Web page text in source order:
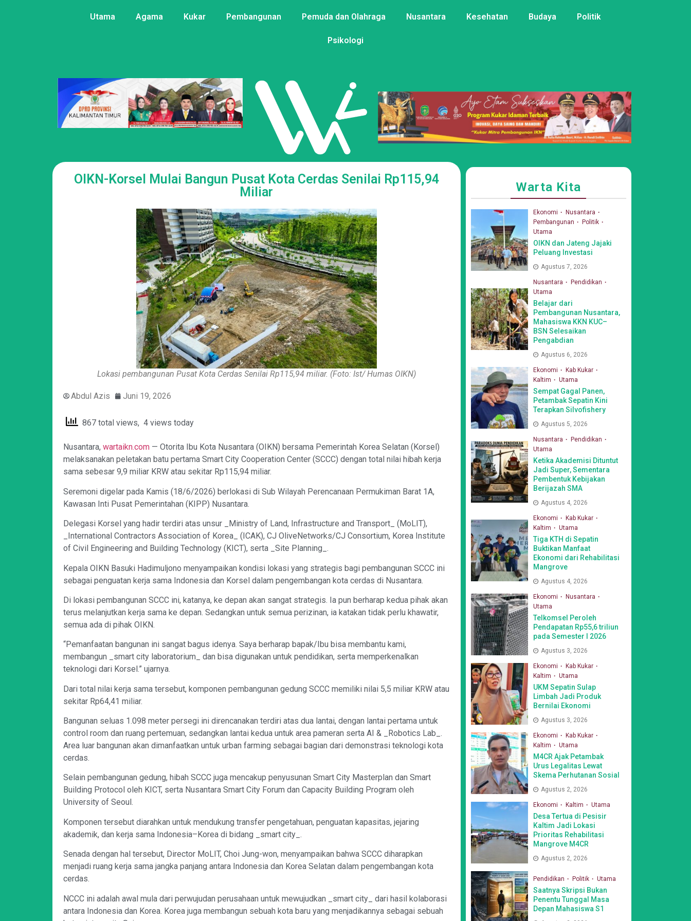
Utama Agama Kukar Pembangunan Pemuda dan Olahraga Nusantara Kesehatan Budaya Politik
Psikologi
OIKN-Korsel Mulai Bangun Pusat Kota Cerdas Senilai Rp115,94
Miliar
Lokasi pembangunan Pusat Kota Cerdas Senilai Rp115,94 miliar. (Foto: Ist/ Humas OIKN)
Abdul Azis Juni 19, 2026
867 total views, 4 views today
Nusantara, wartaikn.com — Otorita Ibu Kota Nusantara (OIKN) bersama Pemerintah Korea Selatan (Korsel)
melaksanakan peletakan batu pertama Smart City Cooperation Center (SCCC) dengan total nilai hibah kerja
sama sebesar 9,9 miliar KRW atau sekitar Rp115,94 miliar.
Seremoni digelar pada Kamis (18/6/2026) berlokasi di Sub Wilayah Perencanaan Permukiman Barat 1A,
Kawasan Inti Pusat Pemerintahan (KIPP) Nusantara.
Delegasi Korsel yang hadir terdiri atas unsur _Ministry of Land, Infrastructure and Transport_ (MoLIT),
_International Contractors Association of Korea_ (ICAK), CJ OliveNetworks/CJ Consortium, Korea Institute
of Civil Engineering and Building Technology (KICT), serta _Site Planning_.
Kepala OIKN Basuki Hadimuljono menyampaikan kondisi lokasi yang strategis bagi pembangunan SCCC ini
sebagai penguatan kerja sama Indonesia dan Korsel dalam pengembangan kota cerdas di Nusantara.
Di lokasi pembangunan SCCC ini, katanya, ke depan akan sangat strategis. Ia pun berharap kedua pihak akan
terus melanjutkan kerja sama ke depan. Sedangkan untuk semua perizinan, ia katakan tidak perlu khawatir,
semua ada di pihak OIKN.
“Pemanfaatan bangunan ini sangat bagus idenya. Saya berharap bapak/Ibu bisa membantu kami,
membangun _smart city laboratorium_ dan bisa digunakan untuk pendidikan, serta memperkenalkan
teknologi dari Korsel.” ujarnya.
Dari total nilai kerja sama tersebut, komponen pembangunan gedung SCCC memiliki nilai 5,5 miliar KRW atau
sekitar Rp64,41 miliar.
Bangunan seluas 1.098 meter persegi ini direncanakan terdiri atas dua lantai, dengan lantai pertama untuk
control room dan ruang pertemuan, sedangkan lantai kedua untuk area pameran serta AI & _Robotics Lab_.
Area luar bangunan akan dimanfaatkan untuk urban farming sebagai bagian dari demonstrasi teknologi kota
cerdas.
Selain pembangunan gedung, hibah SCCC juga mencakup penyusunan Smart City Masterplan dan Smart
Building Protocol oleh KICT, serta Nusantara Smart City Forum dan Capacity Building Program oleh
University of Seoul.
Komponen tersebut diarahkan untuk mendukung transfer pengetahuan, penguatan kapasitas, jejaring
akademik, dan kerja sama Indonesia–Korea di bidang _smart city_.
Senada dengan hal tersebut, Director MoLIT, Choi Jung-won, menyampaikan bahwa SCCC diharapkan
menjadi ruang kerja sama jangka panjang antara Indonesia dan Korea Selatan dalam pengembangan kota
cerdas.
NCCC ini adalah awal mula dari perwujudan perusahaan untuk mewujudkan _smart city_ dari hasil kolaborasi
antara Indonesia dan Korea. Korea juga membangun sebuah kota baru yang menjadikannya sebagai sebuah
Warta Kita
Ekonomi
Nusantara
Pembangunan
Politik
Utama
OIKN dan Jateng Jajaki
Peluang Investasi
Agustus 7, 2026
Nusantara
Pendidikan
Utama
Belajar dari
Pembangunan Nusantara,
Mahasiswa KKN KUC–
BSN Selesaikan
Pengabdian
Agustus 6, 2026
Ekonomi
Kab Kukar
Kaltim
Utama
Sempat Gagal Panen,
Petambak Sepatin Kini
Terapkan Silvofishery
Agustus 5, 2026
Nusantara
Pendidikan
Utama
Ketika Akademisi Dituntut
Jadi Super, Sementara
Pembentuk Kebijakan
Berijazah SMA
Agustus 4, 2026
Ekonomi
Kab Kukar
Kaltim
Utama
Tiga KTH di Sepatin
Buktikan Manfaat
Ekonomi dari Rehabilitasi
Mangrove
Agustus 4, 2026
Ekonomi
Nusantara
Utama
Telkomsel Peroleh
Pendapatan Rp55,6 triliun
pada Semester I 2026
Agustus 3, 2026
Ekonomi
Kab Kukar
Kaltim
Utama
UKM Sepatin Sulap
Limbah Jadi Produk
Bernilai Ekonomi
Agustus 3, 2026
Ekonomi
Kab Kukar
Kaltim
Utama
M4CR Ajak Petambak
Urus Legalitas Lewat
Skema Perhutanan Sosial
Agustus 2, 2026
Ekonomi Kaltim Utama
Desa Tertua di Pesisir
Kaltim Jadi Lokasi
Prioritas Rehabilitasi
Mangrove M4CR
Agustus 2, 2026
Pendidikan Politik Utama
Saatnya Skripsi Bukan
Penentu Tunggal Masa
Depan Mahasiswa S1